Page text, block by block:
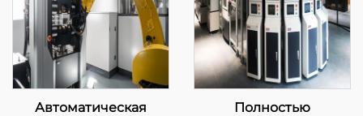
Автоматическая
Полностью